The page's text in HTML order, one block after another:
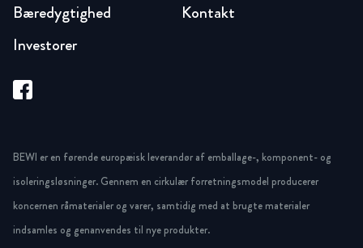
Bæredygtighed
Investorer
Kontakt
BEWI er en førende europæisk leverandør af emballage-, komponent- og
isoleringsløsninger. Gennem en cirkulær forretningsmodel producerer
koncernen råmaterialer og varer, samtidig med at brugte materialer
indsamles og genanvendes til nye produkter.